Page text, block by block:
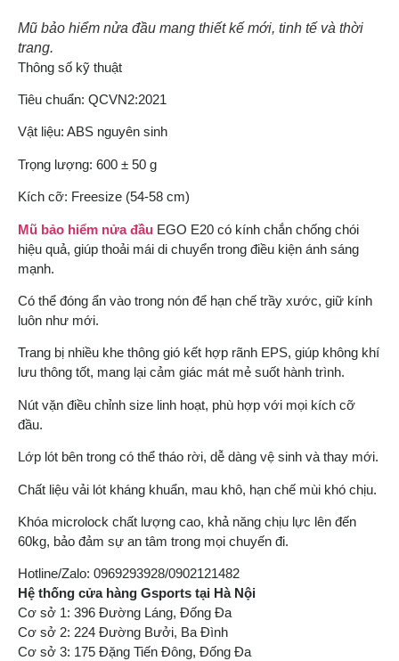
Mũ bảo hiểm nửa đầu mang thiết kế mới, tinh tế và thời
trang.
Thông số kỹ thuật
Tiêu chuẩn: QCVN2:2021
Vật liệu: ABS nguyên sinh
Trọng lượng: 600 ± 50 g
Kích cỡ: Freesize (54-58 cm)
Mũ bảo hiểm nửa đầu EGO E20 có kính chắn chống chói
hiệu quả, giúp thoải mái di chuyển trong điều kiện ánh sáng
mạnh.
Có thể đóng ẩn vào trong nón để hạn chế trầy xước, giữ kính
luôn như mới.
Trang bị nhiều khe thông gió kết hợp rãnh EPS, giúp không khí
lưu thông tốt, mang lại cảm giác mát mẻ suốt hành trình.
Nút vặn điều chỉnh size linh hoạt, phù hợp với mọi kích cỡ
đầu.
Lớp lót bên trong có thể tháo rời, dễ dàng vệ sinh và thay mới.
Chất liệu vải lót kháng khuẩn, mau khô, hạn chế mùi khó chịu.
Khóa microlock chất lượng cao, khả năng chịu lực lên đến
60kg, bảo đảm sự an tâm trong mọi chuyến đi.
Hotline/Zalo: 0969293928/0902121482
Hệ thống cửa hàng Gsports tại Hà Nội
Cơ sở 1: 396 Đường Láng, Đống Đa
Cơ sở 2: 224 Đường Bưởi, Ba Đình
Cơ sở 3: 175 Đặng Tiến Đông, Đống Đa